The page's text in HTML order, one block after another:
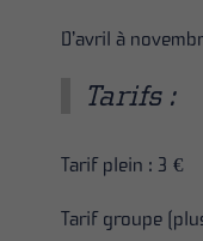
D’avril à
Tarifs :
Tarif plein : 3 €
Tarif groupe